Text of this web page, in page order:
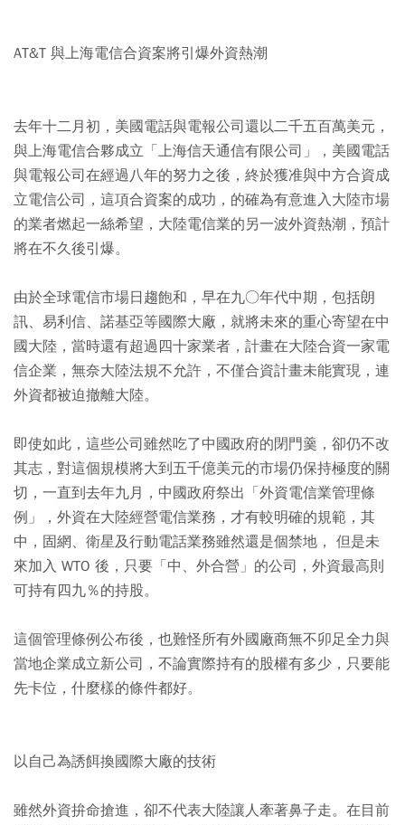
AT&T 與上海電信合資案將引爆外資熱潮
去年十二月初，美國電話與電報公司還以二千五百萬美元，
與上海電信合夥成立「上海信天通信有限公司」，美國電話
與電報公司在經過八年的努力之後，終於獲准與中方合資成
立電信公司，這項合資案的成功，的確為有意進入大陸市場
的業者燃起一絲希望，大陸電信業的另一波外資熱潮，預計
將在不久後引爆。
由於全球電信市場日趨飽和，早在九○年代中期，包括朗
訊、易利信、諾基亞等國際大廠，就將未來的重心寄望在中
國大陸，當時還有超過四十家業者，計畫在大陸合資一家電
信企業，無奈大陸法規不允許，不僅合資計畫未能實現，連
外資都被迫撤離大陸。
即使如此，這些公司雖然吃了中國政府的閉門羹，卻仍不改
其志，對這個規模將大到五千億美元的市場仍保持極度的關
切，一直到去年九月，中國政府祭出「外資電信業管理條
例」，外資在大陸經營電信業務，才有較明確的規範，其
中，固網、衛星及行動電話業務雖然還是個禁地， 但是未
來加入 WTO 後，只要「中、外合營」的公司，外資最高則
可持有四九％的持股。
這個管理條例公布後，也難怪所有外國廠商無不卯足全力與
當地企業成立新公司，不論實際持有的股權有多少，只要能
先卡位，什麼樣的條件都好。
以自己為誘餌換國際大廠的技術
雖然外資拚命搶進，卻不代表大陸讓人牽著鼻子走。在目前